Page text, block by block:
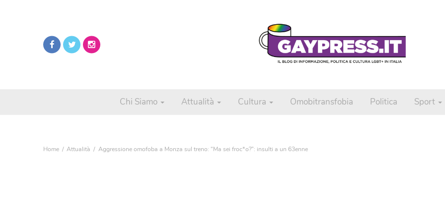
Chi Siamo Attualità Cultura Omobitransfobia Politica Sport
Home Attualità Aggressione omofoba a Monza sul treno: “Ma sei froc*o?”: insulti a un 63enne